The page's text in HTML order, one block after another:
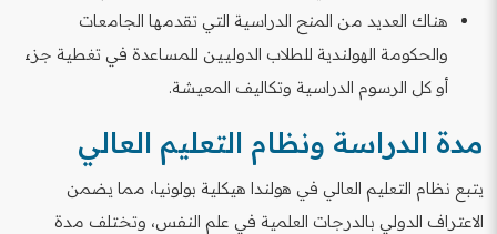
هناك العديد من المنح الدراسية التي تقدمها الجامعات
والحكومة الهولندية للطلاب الدوليين للمساعدة في تغطية جزء
أو كل الرسوم الدراسية وتكاليف المعيشة.
مدة الدراسة ونظام التعليم العالي
يتبع نظام التعليم العالي في هولندا هيكلية بولونيا، مما يضمن
الاعتراف الدولي بالدرجات العلمية في علم النفس، وتختلف مدة